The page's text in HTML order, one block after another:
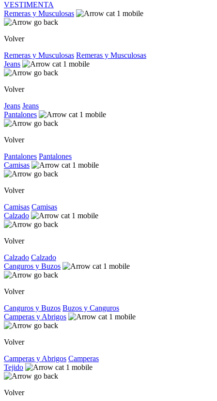
VESTIMENTA
Remeras y Musculosas
Volver
Remeras y Musculosas Remeras y Musculosas
Jeans
Volver
Jeans Jeans
Pantalones
Volver
Pantalones Pantalones
Camisas
Volver
Camisas Camisas
Calzado
Volver
Calzado Calzado
Canguros y Buzos
Volver
Canguros y Buzos Buzos y Canguros
Camperas y Abrigos
Volver
Camperas y Abrigos Camperas
Tejido
Volver